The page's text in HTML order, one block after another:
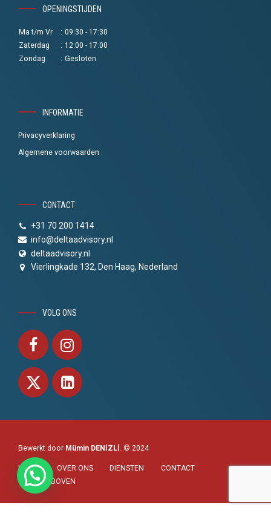
OPENINGSTIJDEN
Ma t/m Vr : 09:30 - 17:30
Zaterdag
: 12:00 - 17:00
Zondag
: Gesloten
INFORMATIE
Privacyverklaring
Algemene voorwaarden
CONTACT
+31 70 200 1414
info@deltaadvisory.nl
deltaadvisory.nl
Vierlingkade 132, Den Haag, Nederland
VOLG ONS
Bewerkt door Mümin DENİZLİ . © 2024
HOME OVER ONS DIENSTEN
CONTACT
NAAR BOVEN